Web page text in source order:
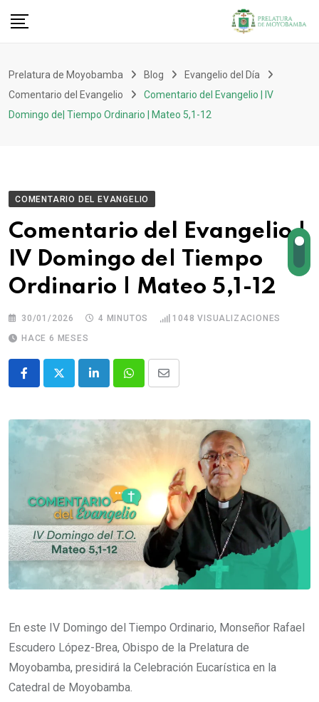
Prelatura de Moyobamba Blog
Evangelio del Día
Comentario del Evangelio
Comentario del Evangelio | IV
Domingo de| Tiempo Ordinario | Mateo 5,1-12
COMENTARIO DEL EVANGELIO
Comentario del Evangelio |
IV Domingo de| Tiempo
Ordinario | Mateo 5,1-12
30/01/2026 4 MINUTOS 1048 VISUALIZACIONES
HACE 6 MESES
En este IV Domingo del Tiempo Ordinario, Monseñor Rafael
Escudero López-Brea, Obispo de la Prelatura de
Moyobamba, presidirá la Celebración Eucarística en la
Catedral de Moyobamba.